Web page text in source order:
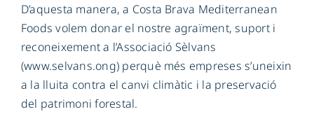
D’aquesta manera, a Costa Brava Mediterranean
Foods volem donar el nostre agraïment, suport i
reconeixement a l’Associació Sèlvans
(www.selvans.ong) perquè més empreses s’uneixin
a la lluita contra el canvi climàtic i la preservació
del patrimoni forestal.